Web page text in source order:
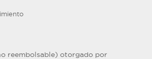
reembolsable) otorgado por